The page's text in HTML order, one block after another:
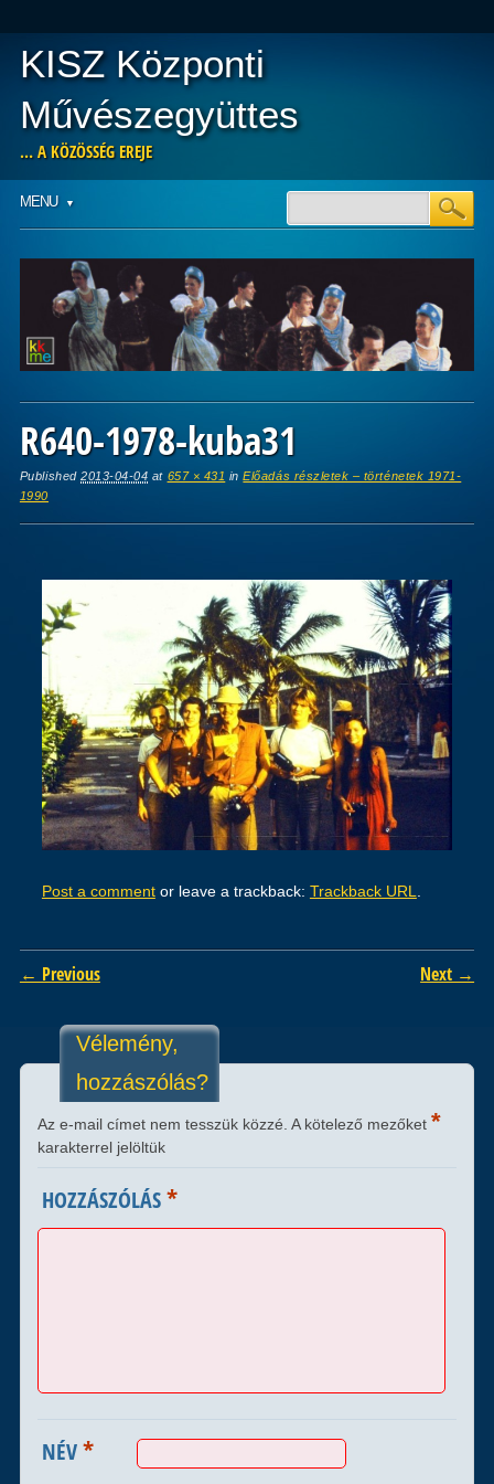
KISZ Központi
Művészegyüttes
… A KÖZÖSSÉG EREJE
Main menu
MENU
R640-1978-kuba31
Published2013-04-04 at 657 × 431 inElőadás részletek – történetek 1971-
1990
Post a commentor leave a trackback: Trackback URL
← Previous Next →
Vélemény,
hozzászólás?
Az e-mail címet nem tesszük közzé. A kötelező mezőket *
karakterrel jelöltük
HOZZÁSZÓLÁS*
NÉV*